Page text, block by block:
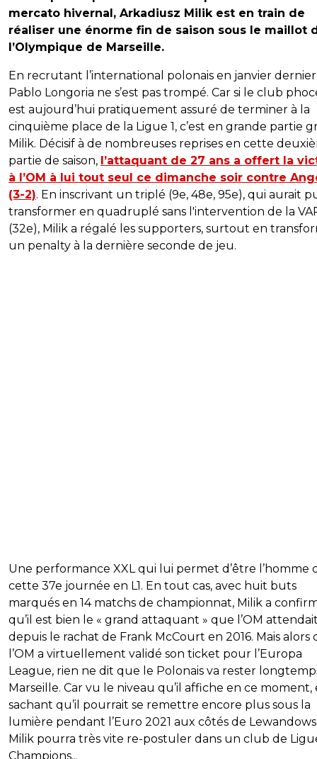
mercato hivernal, Arkadiusz Milik est en train de
réaliser une énorme fin de saison sous le maillot
l’Olympique de Marseille.
En recrutant l’international polonais en janvier
Pablo Longoria ne s’est pas trompé. Car si le club
est aujourd’hui pratiquement assuré de terminer à la
cinquième place de la Ligue 1, c’est en grande partie
Milik. Décisif à de nombreuses reprises en cette
partie de saison, l’attaquant de 27 ans a offert la
à l’OM à lui tout seul ce dimanche soir contre
(3-2). En inscrivant un triplé (9e, 48e, 95e), qui aurait
transformer en quadruplé sans l'intervention de la
(32e), Milik a régalé les supporters, surtout en
un penalty à la dernière seconde de jeu.
Une performance XXL qui lui permet d’être l’homme
cette 37e journée en L1. En tout cas, avec huit buts
marqués en 14 matchs de championnat, Milik a
qu’il est bien le « grand attaquant » que l’OM
depuis le rachat de Frank McCourt en 2016. Mais alors
l’OM a virtuellement validé son ticket pour l’Europa
League, rien ne dit que le Polonais va rester
Marseille. Car vu le niveau qu’il affiche en ce moment,
sachant qu’il pourrait se remettre encore plus sous la
lumière pendant l’Euro 2021 aux côtés de
Milik pourra très vite re-postuler dans un club de
Champions...